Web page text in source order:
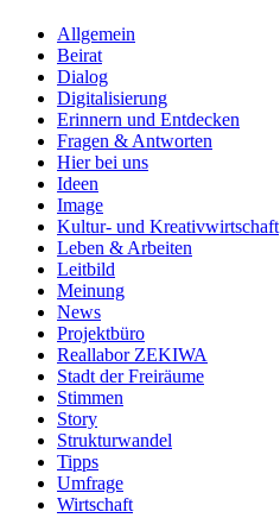
Allgemein
Beirat
Dialog
Digitalisierung
Erinnern und Entdecken
Fragen & Antworten
Hier bei uns
Ideen
Image
Kultur- und Kreativwirtschaft
Leben & Arbeiten
Leitbild
Meinung
News
Projektbüro
Reallabor ZEKIWA
Stadt der Freiräume
Stimmen
Story
Strukturwandel
Tipps
Umfrage
Wirtschaft